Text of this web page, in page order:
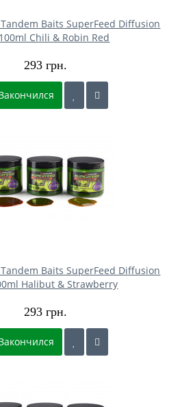
Baits SuperFeed Diffusion
Chili & Robin Red
293 грн.
Baits SuperFeed Diffusion
Halibut & Strawberry
293 грн.